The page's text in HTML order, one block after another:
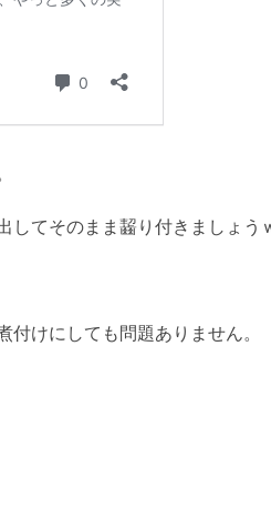
してそのまま齧り付きましょう
けにしても問題ありません。